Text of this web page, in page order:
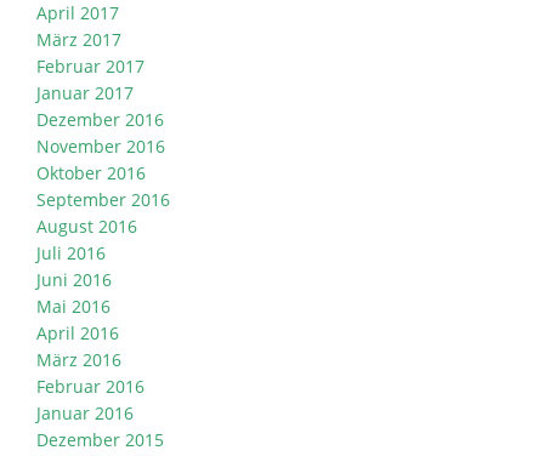
April 2017
März 2017
Februar 2017
Januar 2017
Dezember 2016
November 2016
Oktober 2016
September 2016
August 2016
Juli 2016
Juni 2016
Mai 2016
April 2016
März 2016
Februar 2016
Januar 2016
Dezember 2015